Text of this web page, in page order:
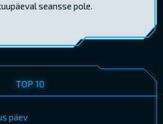
seansse pole.
TOP 10
päev